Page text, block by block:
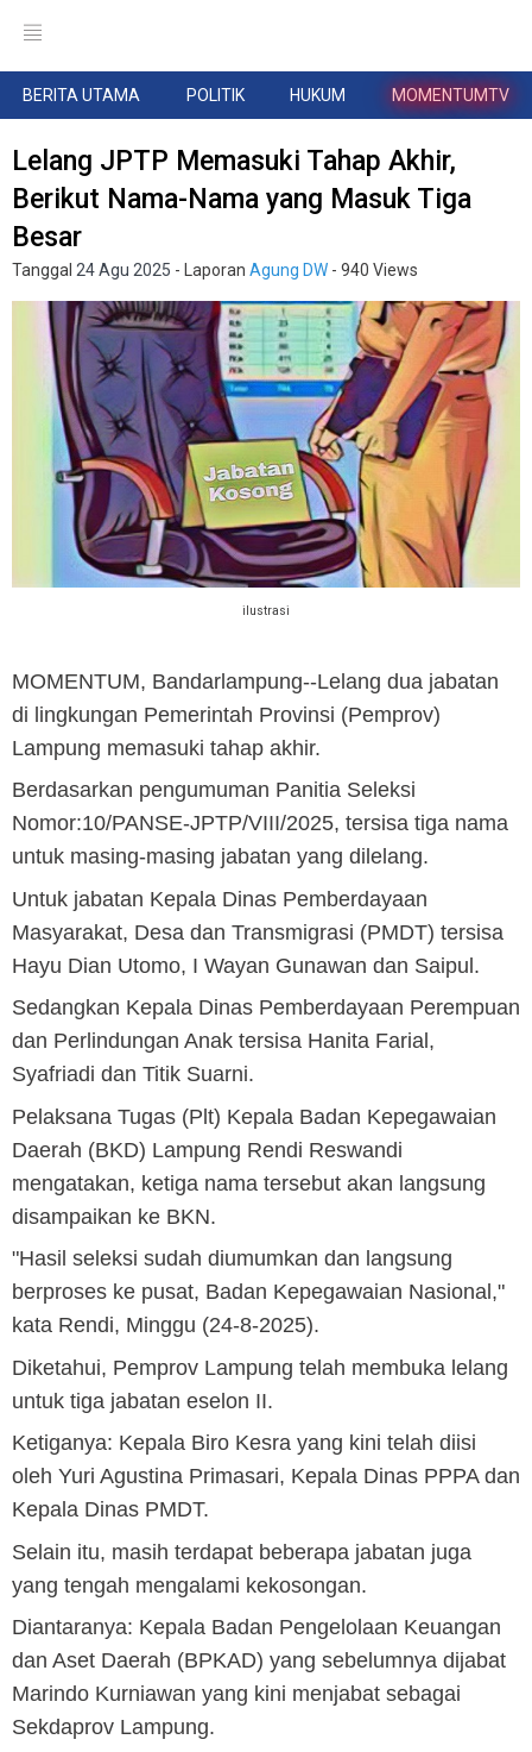
BERITA UTAMA POLITIK HUKUM MOMENTUMTV
Lelang JPTP Memasuki Tahap Akhir,
Berikut Nama-Nama yang Masuk Tiga
Besar
Tanggal 24 Agu 2025 - Laporan Agung DW - 940 Views
ilustrasi
MOMENTUM, Bandarlampung--Lelang dua jabatan
di lingkungan Pemerintah Provinsi (Pemprov)
Lampung memasuki tahap akhir.
Berdasarkan pengumuman Panitia Seleksi
Nomor:10/PANSE-JPTP/VIII/2025, tersisa tiga nama
untuk masing-masing jabatan yang dilelang.
Untuk jabatan Kepala Dinas Pemberdayaan
Masyarakat, Desa dan Transmigrasi (PMDT) tersisa
Hayu Dian Utomo, I Wayan Gunawan dan Saipul.
Sedangkan Kepala Dinas Pemberdayaan Perempuan
dan Perlindungan Anak tersisa Hanita Farial,
Syafriadi dan Titik Suarni.
Pelaksana Tugas (Plt) Kepala Badan Kepegawaian
Daerah (BKD) Lampung Rendi Reswandi
mengatakan, ketiga nama tersebut akan langsung
disampaikan ke BKN.
"Hasil seleksi sudah diumumkan dan langsung
berproses ke pusat, Badan Kepegawaian Nasional,"
kata Rendi, Minggu (24-8-2025).
Diketahui, Pemprov Lampung telah membuka lelang
untuk tiga jabatan eselon II.
Ketiganya: Kepala Biro Kesra yang kini telah diisi
oleh Yuri Agustina Primasari, Kepala Dinas PPPA dan
Kepala Dinas PMDT.
Selain itu, masih terdapat beberapa jabatan juga
yang tengah mengalami kekosongan.
Diantaranya: Kepala Badan Pengelolaan Keuangan
dan Aset Daerah (BPKAD) yang sebelumnya dijabat
Marindo Kurniawan yang kini menjabat sebagai
Sekdaprov Lampung.